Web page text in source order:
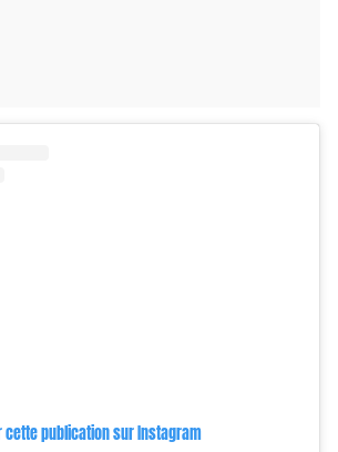
cette publication sur Instagram